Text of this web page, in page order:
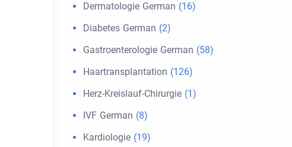
Dermatologie German (16)
Diabetes German (2)
Gastroenterologie German (58)
Haartransplantation (126)
Herz-Kreislauf-Chirurgie (1)
IVF German (8)
Kardiologie (19)